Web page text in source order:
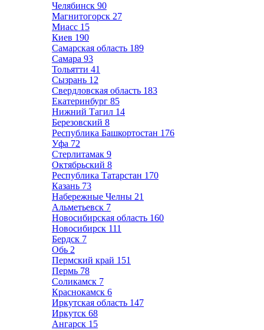
Челябинск 90
Магнитогорск 27
Миасс 15
Киев 190
Самарская область 189
Самара 93
Тольятти 41
Сызрань 12
Свердловская область 183
Екатеринбург 85
Нижний Тагил 14
Березовский 8
Республика Башкортостан 176
Уфа 72
Стерлитамак 9
Октябрьский 8
Республика Татарстан 170
Казань 73
Набережные Челны 21
Альметьевск 7
Новосибирская область 160
Новосибирск 111
Бердск 7
Обь 2
Пермский край 151
Пермь 78
Соликамск 7
Краснокамск 6
Иркутская область 147
Иркутск 68
Ангарск 15